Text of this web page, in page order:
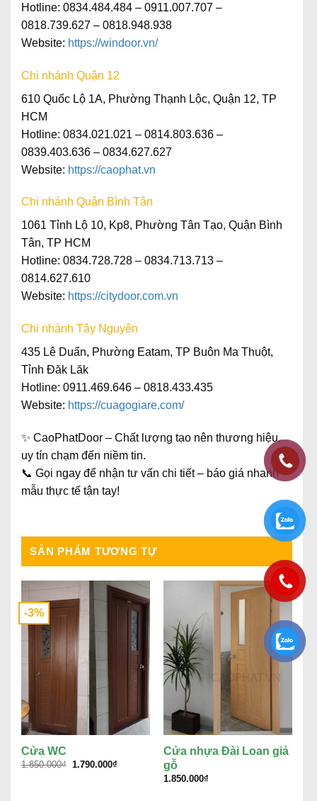
Hotline: 0834.484.484 – 0911.007.707 –
0818.739.627 – 0818.948.938
Website: https://windoor.vn/
Chi nhánh Quận 12
610 Quốc Lộ 1A, Phường Thạnh Lộc, Quận 12, TP
HCM
Hotline: 0834.021.021 – 0814.803.636 –
0839.403.636 – 0834.627.627
Website: https://caophat.vn
Chi nhánh Quận Bình Tân
1061 Tỉnh Lộ 10, Kp8, Phường Tân Tạo, Quận Bình
Tân, TP HCM
Hotline: 0834.728.728 – 0834.713.713 –
0814.627.610
Website: https://citydoor.com.vn
Chi nhánh Tây Nguyên
435 Lê Duẩn, Phường Eatam, TP Buôn Ma Thuột,
Tỉnh Đăk Lăk
Hotline: 0911.469.646 – 0818.433.435
Website: https://cuagogiare.com/
✨ CaoPhatDoor – Chất lượng tạo nên thương hiệu,
uy tín chạm đến niềm tin.
📞 Gọi ngay để nhận tư vấn chi tiết – báo giá nhanh –
mẫu thực tế tận tay!
SẢN PHẨM TƯƠNG TỰ
-3%
Cửa WC
1.850.000₫ Giá
1.790.000₫Giá
Cửa nhựa Đài Loan giả
gỗ
1.850.000₫